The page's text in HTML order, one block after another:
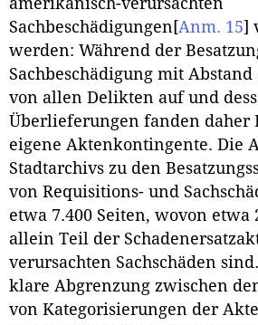
amerikanisch-verursachten
Sachbeschädigungen [Anm. 15]
werden: Während der
Sachbeschädigung mit
von allen Delikten auf und
Überlieferungen fanden daher
eigene Aktenkontingente. Die
Stadtarchivs zu den
von Requisitions- und
etwa 7.400 Seiten, wovon etwa
allein Teil der
verursachten Sachschäden sind.
klare Abgrenzung zwischen
von Kategorisierungen der